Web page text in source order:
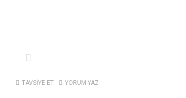
TAVSİYE ET YORUM YAZ